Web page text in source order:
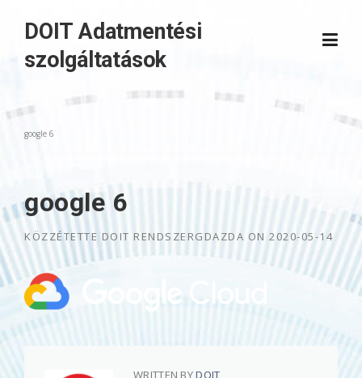
content
DOIT Adatmentési
szolgáltatások
google 6
google 6
KÖZZÉTETTE DOIT RENDSZERGDAZDA ON 2020-05-14
WRITTEN BYDOIT